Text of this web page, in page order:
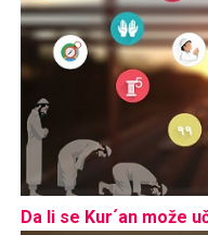
Da li se Kur´an može